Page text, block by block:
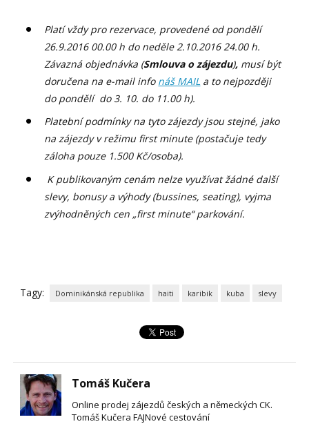
Platí vždy pro rezervace, provedené od pondělí
26.9.2016 00.00 h do neděle 2.10.2016 24.00 h.
Závazná objednávka (Smlouva o zájezdu), musí být
doručena na e-mail info náš MAIL a to nejpozději
do pondělí do 3. 10. do 11.00 h).
Platební podmínky na tyto zájezdy jsou stejné, jako
na zájezdy v režimu first minute (postačuje tedy
záloha pouze 1.500 Kč/osoba).
K publikovaným cenám nelze využívat žádné další
slevy, bonusy a výhody (bussines, seating), vyjma
zvýhodněných cen „first minute“ parkování.
Tagy: Dominikánská republika haiti karibik kuba slevy
Tomáš Kučera
Online prodej zájezdů českých a německých CK.
Tomáš Kučera FAJNové cestování